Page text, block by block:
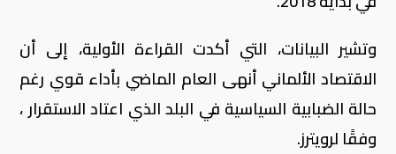
وتشير البيانات، التي أكدت القراءة الأولية، إلى أن
الاقتصاد الألماني أنهى العام الماضي بأداء قوي رغم
حالة الضبابية السياسية في البلد الذي اعتاد الاستقرار ،
وفقًا لرويترز.